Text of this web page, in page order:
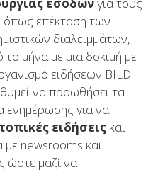
όπως επέκταση των
διαλειμμάτων,
μήνα με μια δοκιμή με
ειδήσεων BILD.
να προωθήσει τα
ενημέρωσης για να
τοπικές ειδήσεις και
με newsrooms και
ώστε μαζί να